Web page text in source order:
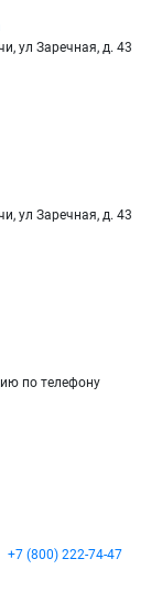
ул Заречная, д. 43
ул Заречная, д. 43
по телефону
+7 (800) 222-74-47